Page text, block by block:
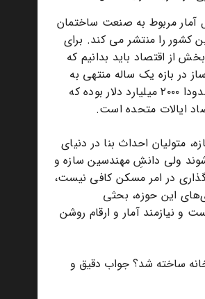
آمار مربوط به صنعت ساختمان
کشور را منتشر می کند. برای
از اقتصاد باید بدانیم که
در بازه یک ساله منتهی به
شهریور ماه امسال حدودا ۲۰۰۰ میلیارد دلار بوده که
ایالات متحده است.
متولیان احداث بنا در دنیای
ولی دانشِ مهندسین سازه و
در امر مسکن کافی نیست،
این حوزه، بحثی
و نیازمند آمار و ارقام روشن
ساخته شد؟ جواب دقیق و